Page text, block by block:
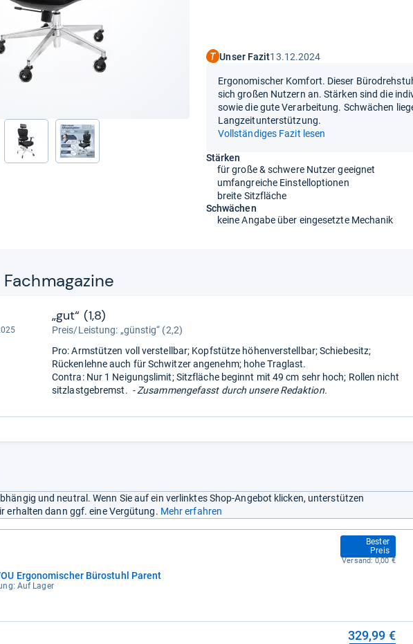
Unser Fazit13.12.2024
Ergonomischer Komfort. Dieser
sich großen Nutzern an. Stärken sind die
sowie die gute Verarbeitung. Schwächen
Langzeitunterstützung.
Vollständiges Fazit lesen
Stärken
für große & schwere Nutzer geeignet
umfangreiche Einstelloptionen
breite Sitzfläche
Schwächen
keine Angabe über eingesetzte Mechanik
„gut“ (1,8)
Preis/Leistung: „günstig“ (2,2)
Pro: Armstützen voll verstellbar; Kopfstütze höhenverstellbar; Schiebesitz;
Rückenlehne auch für Schwitzer angenehm; hohe Traglast.
Contra: Nur 1 Neigungslimit; Sitzfläche beginnt mit 49 cm sehr hoch; Rollen nicht
sitzlastgebremst. - Zusammengefasst durch unsere Redaktion.
und neutral. Wenn Sie auf ein verlinktes Shop-Angebot klicken, unterstützen
erhalten dann ggf. eine Vergütung. Mehr erfahren
Ergonomischer Bürostuhl Parent
Auf Lager
Bester
Preis
279,99 €
Versand:0,00 €
329,99 €